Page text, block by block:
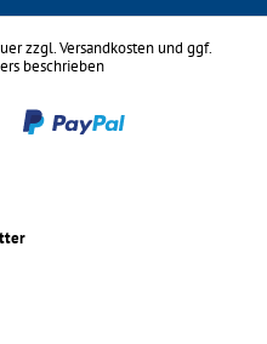
zzgl.Versandkostenund ggf.
beschrieben